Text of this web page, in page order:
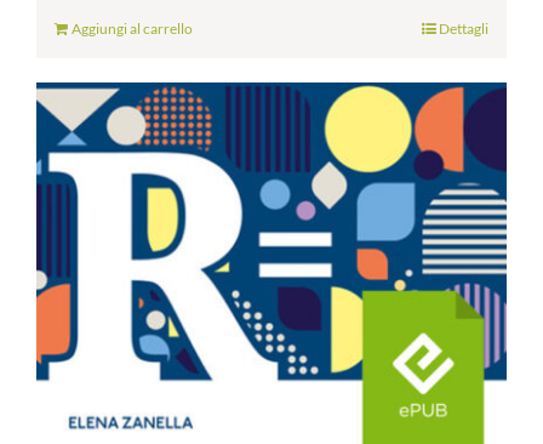
Aggiungi al carrello Dettagli